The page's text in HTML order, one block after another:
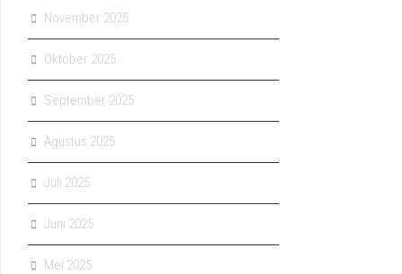
November 2025
Oktober 2025
September 2025
Agustus 2025
Juli 2025
Juni 2025
Mei 2025